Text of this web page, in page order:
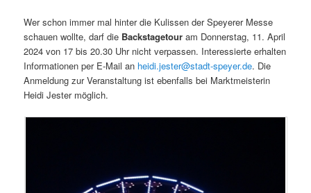
Wer schon immer mal hinter die Kulissen der Speyerer Messe
schauen wollte, darf die Backstagetouram Donnerstag, 11. April
2024 von 17 bis 20.30 Uhr nicht verpassen. Interessierte erhalten
Informationen per E-Mail an heidi.jester@stadt-speyer.de. Die
Anmeldung zur Veranstaltung ist ebenfalls bei Marktmeisterin
Heidi Jester möglich.